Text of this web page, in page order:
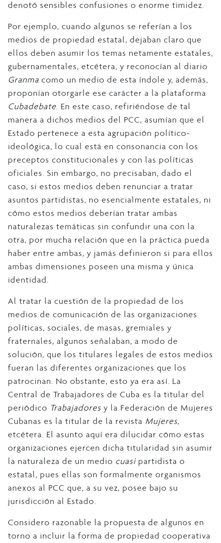
denotó sensibles confusiones o enorme timidez.
Por ejemplo, cuando algunos se referían a los
medios de propiedad estatal, dejaban claro que
ellos deben asumir los temas netamente estatales,
gubernamentales, etcétera, y reconocían al diario
Granma como un medio de esta índole y, además,
proponían otorgarle ese carácter a la plataforma
Cubadebate. En este caso, refiriéndose de tal
manera a dichos medios del PCC, asumían que el
Estado pertenece a esta agrupación político-
ideológica, lo cual está en consonancia con los
preceptos constitucionales y con las políticas
oficiales. Sin embargo, no precisaban, dado el
caso, si estos medios deben renunciar a tratar
asuntos partidistas, no esencialmente estatales, ni
cómo estos medios deberían tratar ambas
naturalezas temáticas sin confundir una con la
otra, por mucha relación que en la práctica pueda
haber entre ambas, y jamás definieron si para ellos
ambas dimensiones poseen una misma y única
identidad.
Al tratar la cuestión de la propiedad de los
medios de comunicación de las organizaciones
políticas, sociales, de masas, gremiales y
fraternales, algunos señalaban, a modo de
solución, que los titulares legales de estos medios
fueran las diferentes organizaciones que los
patrocinan. No obstante, esto ya era así. La
Central de Trabajadores de Cuba es la titular del
periódico Trabajadores y la Federación de Mujeres
Cubanas es la titular de la revista Mujeres,
etcétera. El asunto aquí era dilucidar cómo estas
organizaciones ejercen dicha titularidad sin asumir
la naturaleza de un medio cuasipartidista o
estatal, pues ellas son formalmente organismos
anexos al PCC que, a su vez, posee bajo su
jurisdicción al Estado.
Considero razonable la propuesta de algunos en
torno a incluir la forma de propiedad cooperativa